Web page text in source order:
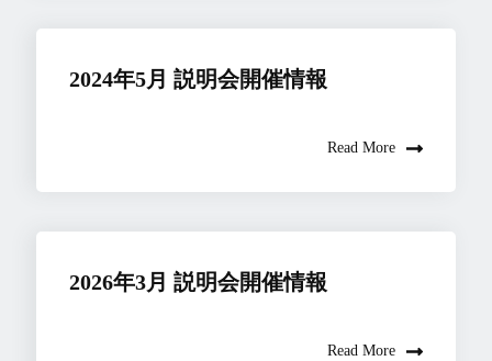
2024年5月 説明会開催情報
Read More
2026年3月 説明会開催情報
Read More